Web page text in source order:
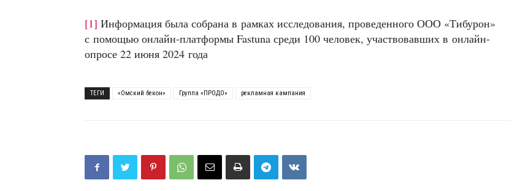
[1] Информация была собрана в рамках исследования, проведенного ООО «Тибурон»
с помощью онлайн-платформы Fastuna среди 100 человек, участвовавших в онлайн-
опросе 22 июня 2024 года
ТЕГИ «Омский бекон» Группа «ПРОДО» рекламная кампания